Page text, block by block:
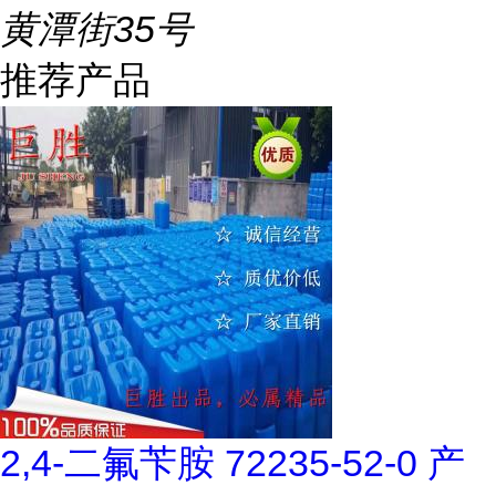
黄潭街35号
推荐产品
2,4-二氟苄胺 72235-52-0 产